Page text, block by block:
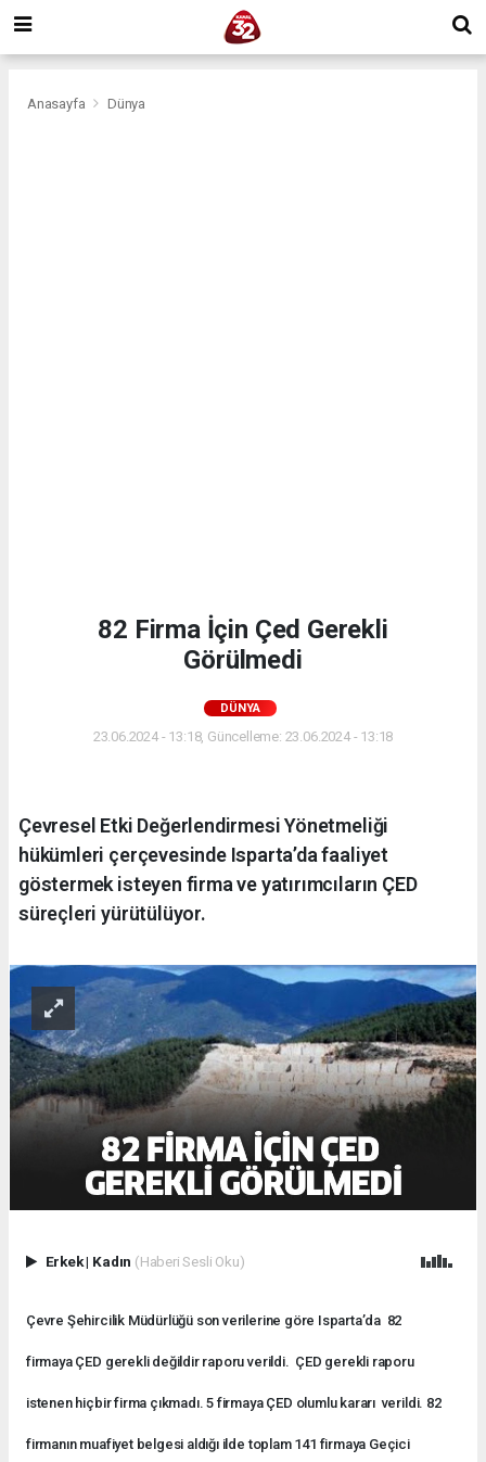
Anasayfa Dünya
82 Firma İçin Çed Gerekli
Görülmedi
DÜNYA
23.06.2024 - 13:18, Güncelleme: 23.06.2024 - 13:18
Çevresel Etki Değerlendirmesi Yönetmeliği
hükümleri çerçevesinde Isparta’da faaliyet
göstermek isteyen firma ve yatırımcıların ÇED
süreçleri yürütülüyor.
Erkek| Kadın (Haberi Sesli Oku)
Çevre Şehircilik Müdürlüğü son verilerine göre Isparta’da 82
firmaya ÇED gerekli değildir raporu verildi. ÇED gerekli raporu
istenen hiçbir firma çıkmadı. 5 firmaya ÇED olumlu kararı verildi. 82
firmanın muafiyet belgesi aldığı ilde toplam 141 firmaya Geçici